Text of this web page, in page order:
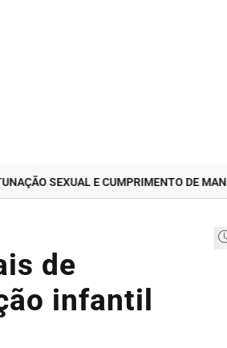
SEXUAL E CUMPRIMENTO DE MANDADO
de
infantil